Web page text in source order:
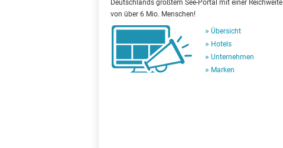
Deutschlands größtem See-Portal mit einer Reichweite
von über 6 Mio. Menschen!
Übersicht
Hotels
Unternehmen
Marken